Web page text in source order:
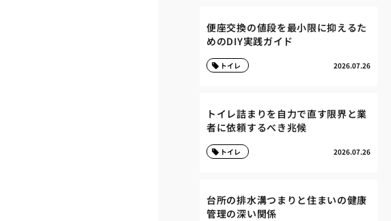
便座交換の値段を最小限に抑えるた
めのDIY実践ガイド
2026.07.26
トイレ
トイレ詰まりを自力で直す限界と業
者に依頼するべき兆候
2026.07.26
トイレ
台所の排水溝つまりと住まいの健康
管理の深い関係